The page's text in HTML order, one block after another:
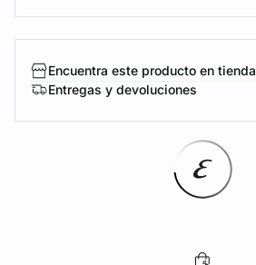
Encuentra este producto en tienda
Entregas y devoluciones